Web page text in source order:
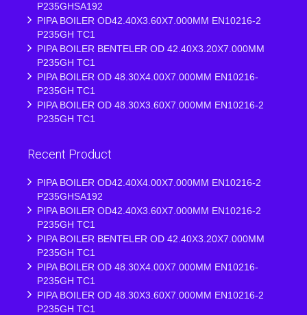
P235GHSA192
PIPA BOILER OD42.40X3.60X7.000MM EN10216-2
P235GH TC1
PIPA BOILER BENTELER OD 42.40X3.20X7.000MM
P235GH TC1
PIPA BOILER OD 48.30X4.00X7.000MM EN10216-
P235GH TC1
PIPA BOILER OD 48.30X3.60X7.000MM EN10216-2
P235GH TC1
Recent Product
PIPA BOILER OD42.40X4.00X7.000MM EN10216-2
P235GHSA192
PIPA BOILER OD42.40X3.60X7.000MM EN10216-2
P235GH TC1
PIPA BOILER BENTELER OD 42.40X3.20X7.000MM
P235GH TC1
PIPA BOILER OD 48.30X4.00X7.000MM EN10216-
P235GH TC1
PIPA BOILER OD 48.30X3.60X7.000MM EN10216-2
P235GH TC1